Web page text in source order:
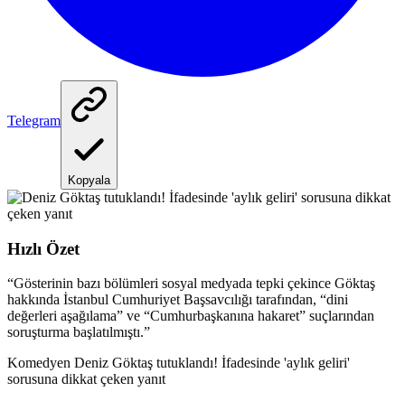
Telegram
Kopyala
Hızlı Özet
“Gösterinin bazı bölümleri sosyal medyada tepki çekince Göktaş
hakkında İstanbul Cumhuriyet Başsavcılığı tarafından, “dini
değerleri aşağılama” ve “Cumhurbaşkanına hakaret” suçlarından
soruşturma başlatılmıştı.”
Komedyen Deniz Göktaş tutuklandı! İfadesinde 'aylık geliri'
sorusuna dikkat çeken yanıt